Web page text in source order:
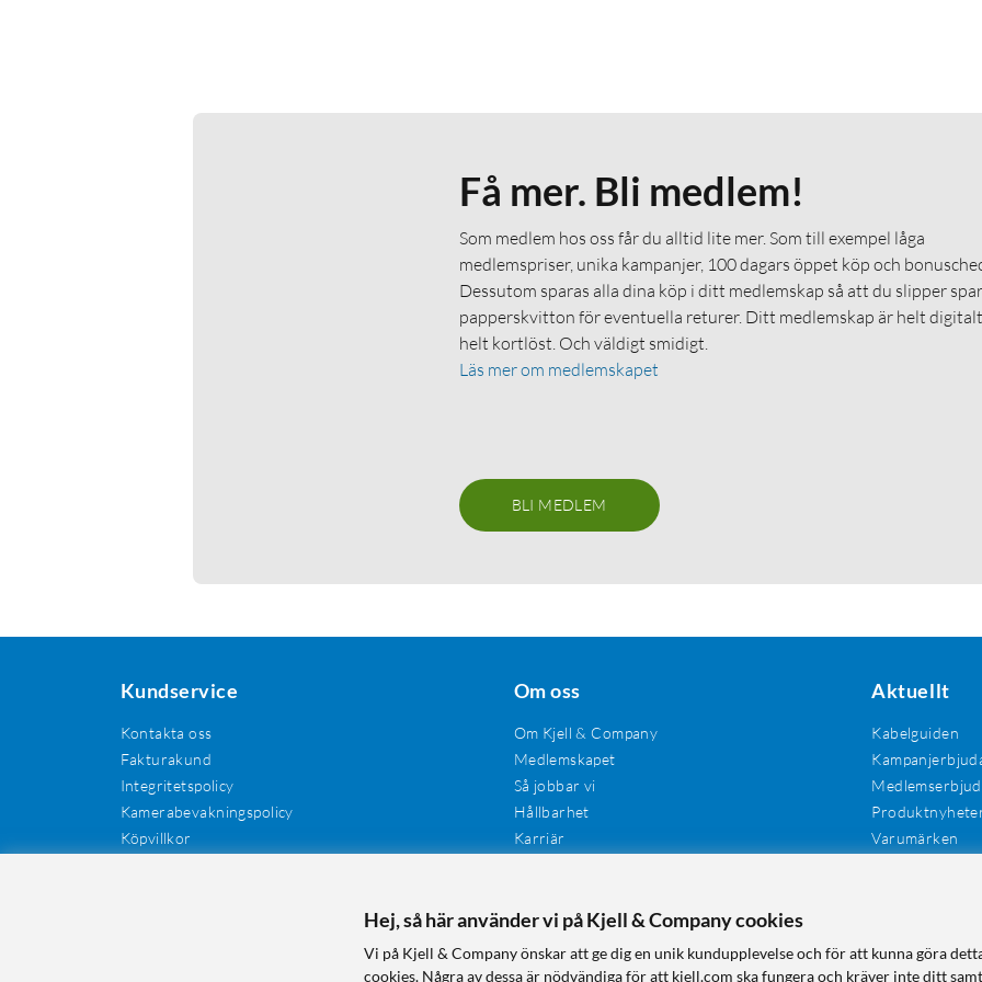
Få mer. Bli medlem!
Som medlem hos oss får du alltid lite mer. Som till exempel låga
medlemspriser, unika kampanjer, 100 dagars öppet köp och
Dessutom sparas alla dina köp i ditt medlemskap så att du slipper
papperskvitton för eventuella returer. Ditt medlemskap är helt
helt kortlöst. Och väldigt smidigt.
Läs mer om medlemskapet
BLI MEDLEM
Kundservice
Kontakta oss
Fakturakund
Integritetspolicy
Kamerabevakningspolicy
Köpvillkor
Om oss
Om Kjell & Company
Medlemskapet
Så jobbar vi
Hållbarhet
Karriär
Tillgänglighet
Aktuellt
Kabelguiden
Varumärken
Hej, så här använder vi på Kjell & Company cookies
Vi på Kjell & Company önskar att ge dig en unik kundupplevelse och för att kunna göra
cookies. Några av dessa är nödvändiga för att kjell.com ska fungera och kräver inte ditt